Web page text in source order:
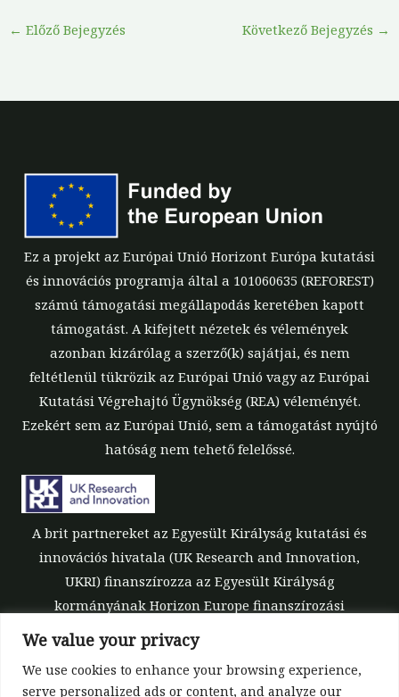
We value your privacy
We use cookies to enhance your browsing experience,
serve personalized ads or content, and analyze our
← Előző Bejegyzés Következő Bejegyzés →
Ez a projekt az Európai Unió Horizont Európa kutatási
és innovációs programja által a 101060635 (REFOREST)
számú támogatási megállapodás keretében kapott
támogatást. A kifejtett nézetek és vélemények
azonban kizárólag a szerző(k) sajátjai, és nem
feltétlenül tükrözik az Európai Unió vagy az Európai
Kutatási Végrehajtó Ügynökség (REA) véleményét.
Ezekért sem az Európai Unió, sem a támogatást nyújtó
hatóság nem tehető felelőssé.
A brit partnereket az Egyesült Királyság kutatási és
innovációs hivatala (UK Research and Innovation,
UKRI) finanszírozza az Egyesült Királyság
kormányának Horizon Europe finanszírozási
garanciája keretében [támogatási szám: 10039700].